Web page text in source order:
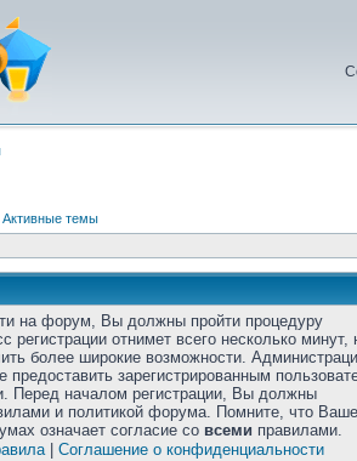
Активные темы
на форум, Вы должны пройти процедуру
регистрации отнимет всего несколько минут,
более широкие возможности.
зарегистрированным
Перед началом регистрации, Вы должны
и политикой форума. Помните, что Ваше
означает согласие со всеми правилами.
| Соглашение о конфиденциальности